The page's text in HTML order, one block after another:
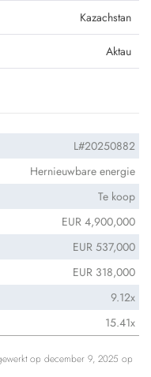
Kazachstan
Aktau
L#20250882
Hernieuwbare energie
Te koop
EUR 4,900,000
EUR 537,000
EUR 318,000
9.12x
15.41x
op december 9, 2025 op